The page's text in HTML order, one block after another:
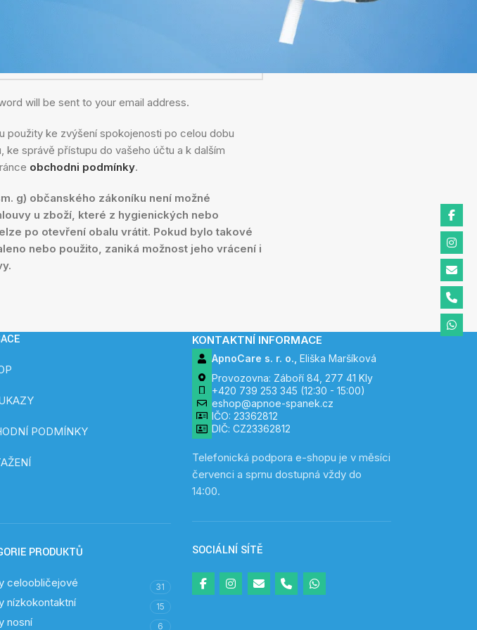
will be sent to your email address.
použity ke zvýšení spokojenosti po celou dobu
ke správě přístupu do vašeho účtu a k dalším
obchodni podmínky.
g) občanského zákoníku není možné
u zboží, které z hygienických nebo
po otevření obalu vrátit. Pokud bylo takové
nebo použito, zaniká možnost jeho vrácení i
PODMÍNKY
PRODUKTŮ
celoobličejové 31
nízkokontaktní 15
nosní 6
KONTAKTNÍ INFORMACE
ApnoCare s. r. o., Eliška Maršíková
Provozovna: Záboří 84, 277 41 Kly
+420 739 253 345 (12:30 - 15:00)
eshop@apnoe-spanek.cz
IČO: 23362812
DIČ: CZ23362812
Telefonická podpora e-shopu je v měsíci
červenci a sprnu dostupná vždy do
14:00.
SOCIÁLNÍ SÍTĚ